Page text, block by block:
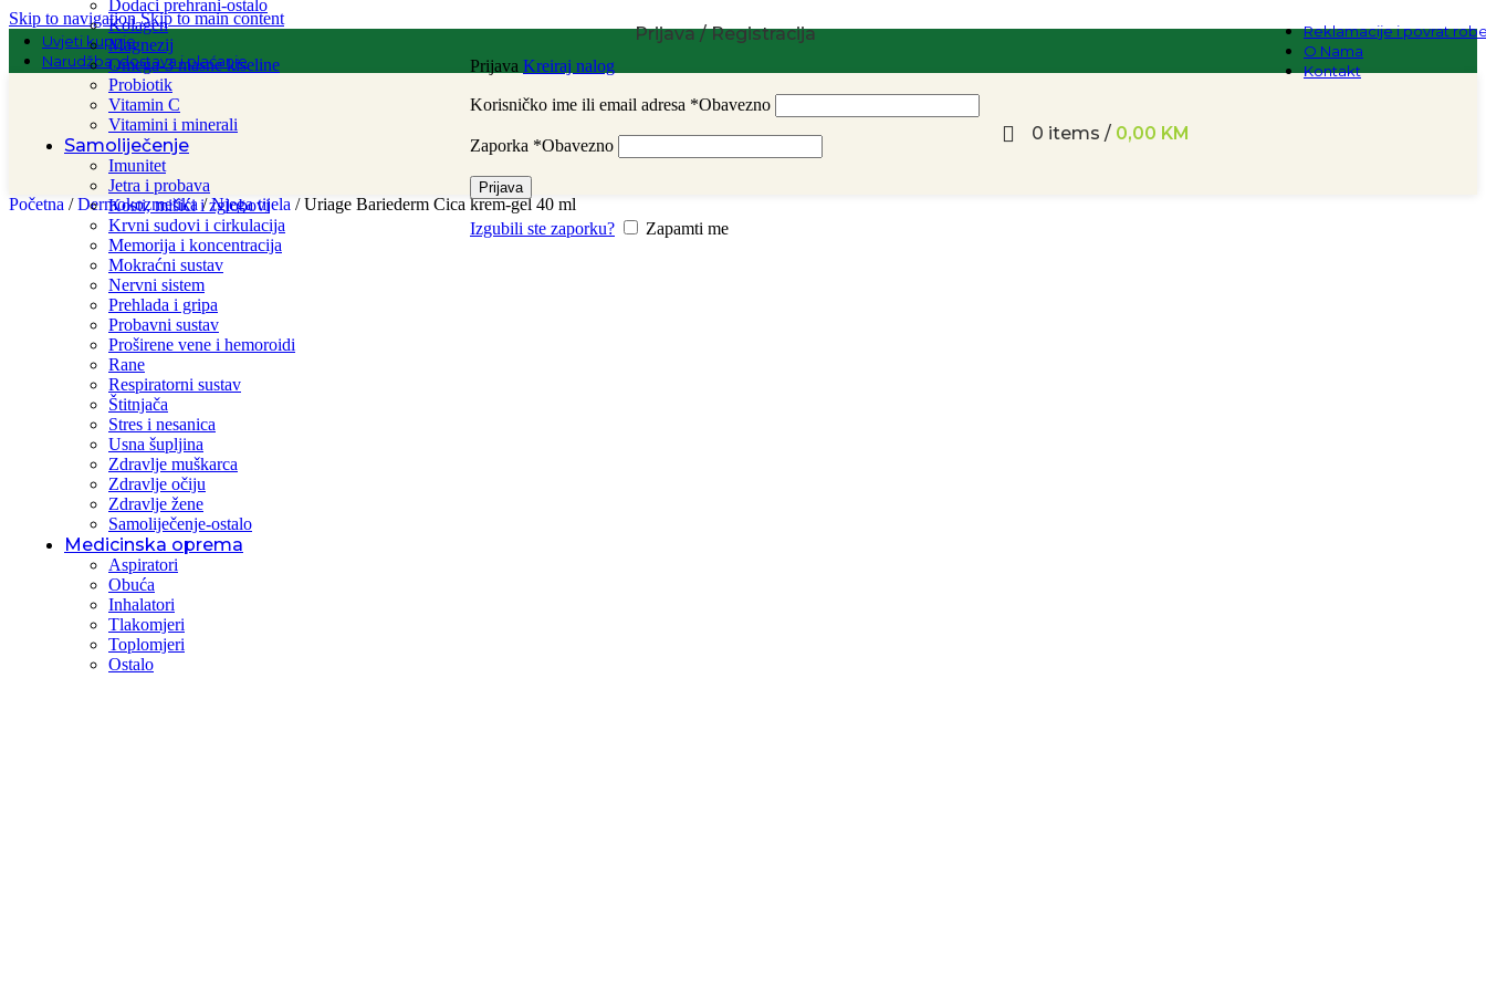
Skip to navigationSkip to main content
Uvjeti kupnje
Narudžba, dostava i plaćanje
Reklamacije i povrat
O Nama
Kontakt
Dodaci prehrani-ostalo
Kolagen
Magnezij
Omega-3 masne kiseline
Probiotik
Vitamin C
Vitamini i minerali
Samoliječenje
Imunitet
Jetra i probava
Kosti, mišići i zglobovi
Krvni sudovi i cirkulacija
Memorija i koncentracija
Mokraćni sustav
Nervni sistem
Prehlada i gripa
Probavni sustav
Proširene vene i hemoroidi
Rane
Respiratorni sustav
Štitnjača
Stres i nesanica
Usna šupljina
Zdravlje muškarca
Zdravlje očiju
Zdravlje žene
Samoliječenje-ostalo
Medicinska oprema
Aspiratori
Obuća
Inhalatori
Tlakomjeri
Toplomjeri
Ostalo
Prijava / Registracija
Prijava Kreiraj nalog
Korisničko ime ili email adresa *Obavezno
Zaporka *Obavezno
Prijava
Izgubili ste zaporku? Zapamti me
0 items / 0,00 KM
Početna / Dermokozmetika/ Njega tijela / Uriage Bariederm Cica krem-gel 40 ml